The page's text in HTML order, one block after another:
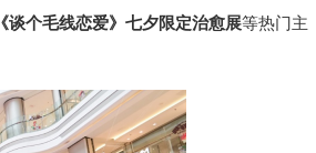
《谈个毛线恋爱》七夕限定治愈展等热门主